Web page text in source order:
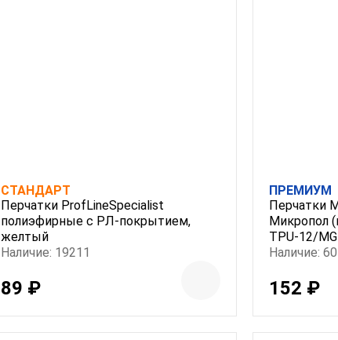
СТАНДАРТ
Перчатки ProfLineSpecialist
полиэфирные с РЛ-покрытием,
желтый
Наличие: 19211
89 ₽
ПРЕМИУМ
Перчатки
Микропол
TPU-12/
Наличие:
152 ₽